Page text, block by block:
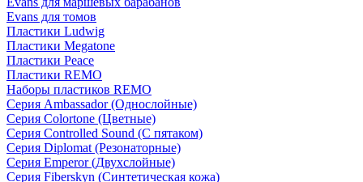
Evans для томов
Пластики Ludwig
Пластики Megatone
Пластики Peace
Пластики REMO
Наборы пластиков REMO
Серия Ambassador (Однослойные)
Серия Colortone (Цветные)
Серия Controlled Sound (С пятаком)
Серия Diplomat (Резонаторные)
Серия Emperor (Двухслойные)
Серия Fiberskyn (Синтетическая кожа)